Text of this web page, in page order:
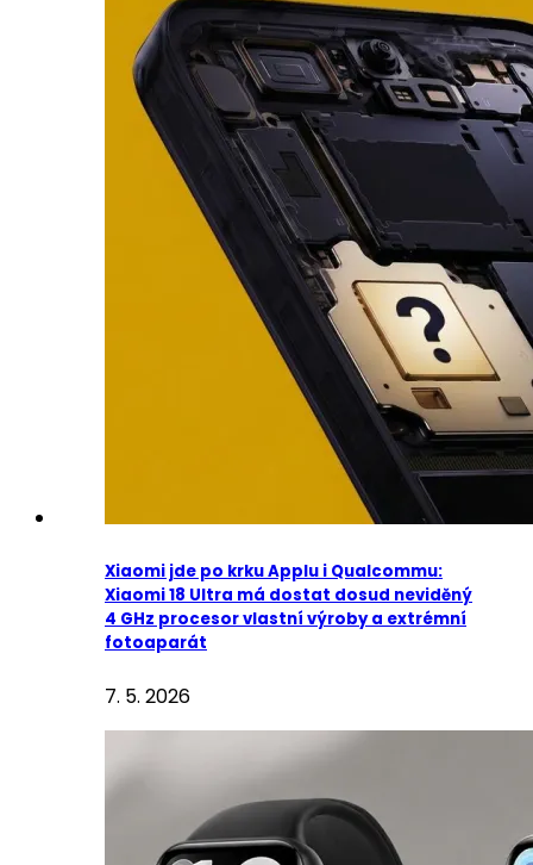
Xiaomi jde po krku Applu i Qualcommu:
Xiaomi 18 Ultra má dostat dosud neviděný
4 GHz procesor vlastní výroby a extrémní
fotoaparát
7. 5. 2026